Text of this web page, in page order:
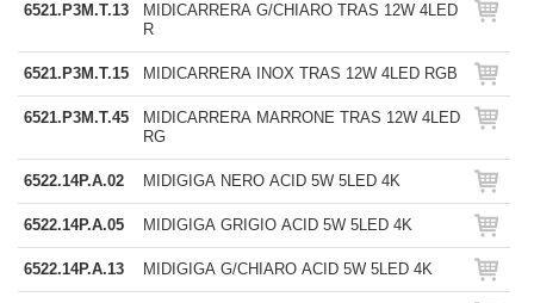
6521.P3M.T.13
MIDICARRERA G/CHIARO TRAS 12W 4LED
R
6521.P3M.T.15 MIDICARRERA INOX TRAS 12W 4LED RGB
6521.P3M.T.45
MIDICARRERA MARRONE TRAS 12W 4LED
RG
6522.14P.A.02 MIDIGIGA NERO ACID 5W 5LED 4K
6522.14P.A.05 MIDIGIGA GRIGIO ACID 5W 5LED 4K
6522.14P.A.13 MIDIGIGA G/CHIARO ACID 5W 5LED 4K